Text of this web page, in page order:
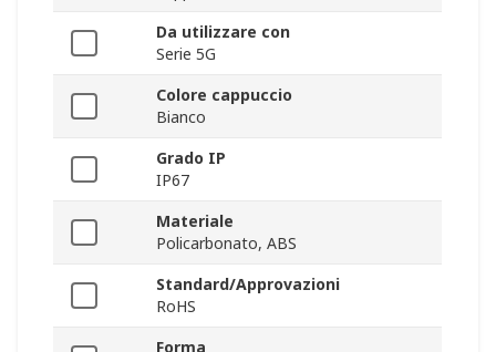
Da utilizzare con
Serie 5G
Colore cappuccio
Bianco
Grado IP
IP67
Materiale
Policarbonato, ABS
Standard/Approvazioni
RoHS
Forma